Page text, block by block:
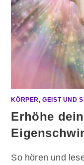
KÖRPER, GEIST UND
Erhöhe
So hören und